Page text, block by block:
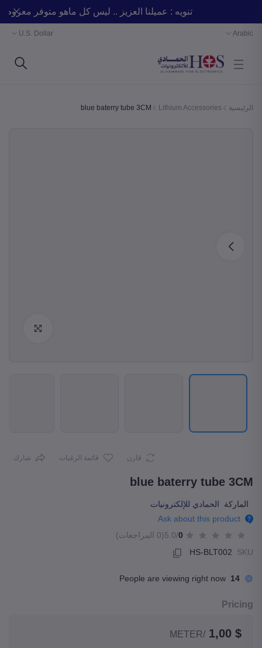
تنويه : عميلنا العزيز .. ليس كل ماهو متوفر
Arabic
U.S. Dollar
الرئيسية Lithium Accessories
blue baterry tube 3CM
قارن قائمة الرغبات شارك
blue baterry tube 3CM
الماركة
الحمادي للإلكترونيات
Ask about this product
0
/5.0
(0 المراجعات)
SKU
HS-BLT002
14
People are viewing right now
Pricing
$ 1,00
/METER